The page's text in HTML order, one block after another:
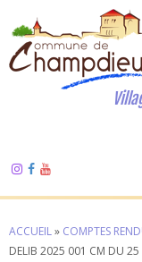
ACCUEIL» COMPTES
DELIB 2025 001 CM DU